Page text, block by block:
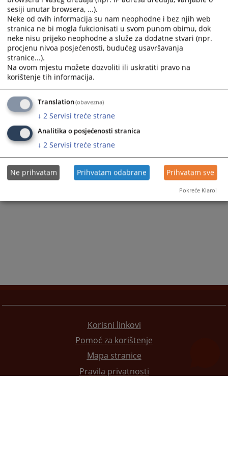
Korisni linkovi
Pomoć za korištenje
Mapa stranice
Pravila privatnosti
sesiji unutar browsera, ...).
Neke od ovih informacija su nam neophodne i bez njih web
stranica ne bi mogla fukcionisati u svom punom obimu, dok
neke nisu prijeko neophodne a služe za dodatne stvari (npr.
procjenu nivoa posjećenosti, budućeg usavršavanja
stranice...).
Na ovom mjestu možete dozvoliti ili uskratiti pravo na
korištenje tih informacija.
Translation(obavezna)
↓ 2 Servisi treće strane
Analitika o posjećenosti stranica
↓ 2 Servisi treće strane
Ne prihvatam Prihvatam odabrane Prihvatam sve
Pokreće Klaro!